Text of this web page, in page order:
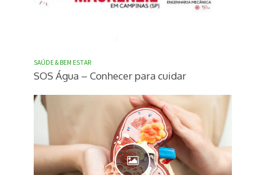
SAÚDE & BEM ESTAR
SOS Água – Conhecer para cuidar